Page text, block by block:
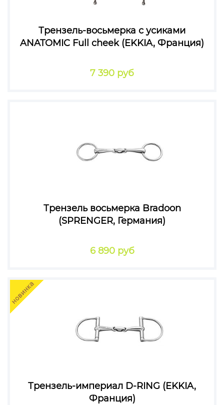
Трензель-восьмерка с усиками
ANATOMIC Full cheek (EKKIA, Франция)
7 390 руб
Трензель восьмерка Bradoon
(SPRENGER, Германия)
6 890 руб
Трензель-империал D-RING (EKKIA,
Франция)